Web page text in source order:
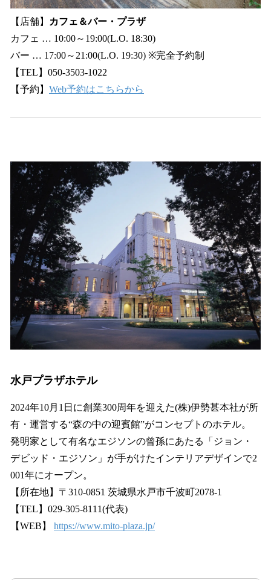
【店舗】
カフェ＆バー・プラザ
カフェ … 10:00～19:00(L.O. 18:30)
バー … 17:00～21:00(L.O. 19:30) ※完全予約制
【TEL】050-3503-1022
【予約】 Web予約はこちらから
水戸プラザホテル
2024年10月1日に創業300周年を迎えた(株)伊勢甚本社が所
有・運営する“森の中の迎賓館”がコンセプトのホテル。
発明家として有名なエジソンの曾孫にあたる「ジョン・
デビッド・エジソン」が手がけたインテリアデザインで2
001年にオープン。
【所在地】〒310-0851 茨城県水戸市千波町2078-1
【TEL】029-305-8111(代表)
【WEB】 https://www.mito-plaza.jp/